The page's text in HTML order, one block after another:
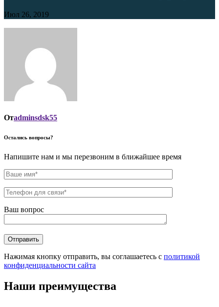
Июл 26, 2019
Отadminsdsk55
Остались вопросы?
Напишите нам и мы перезвоним в ближайшее время
Ваш вопрос
Нажимая кнопку отправить, вы соглашаетесь с политикой
конфиденциальности сайта
Наши преимущества